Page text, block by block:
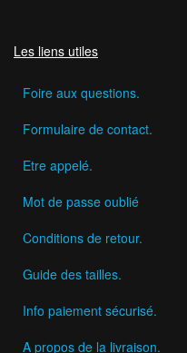
Les liens utiles
Foire aux questions.
Formulaire de contact.
Etre appelé.
Mot de passe oublié
Conditions de retour.
Guide des tailles.
Info paiement sécurisé.
A propos de la livraison.